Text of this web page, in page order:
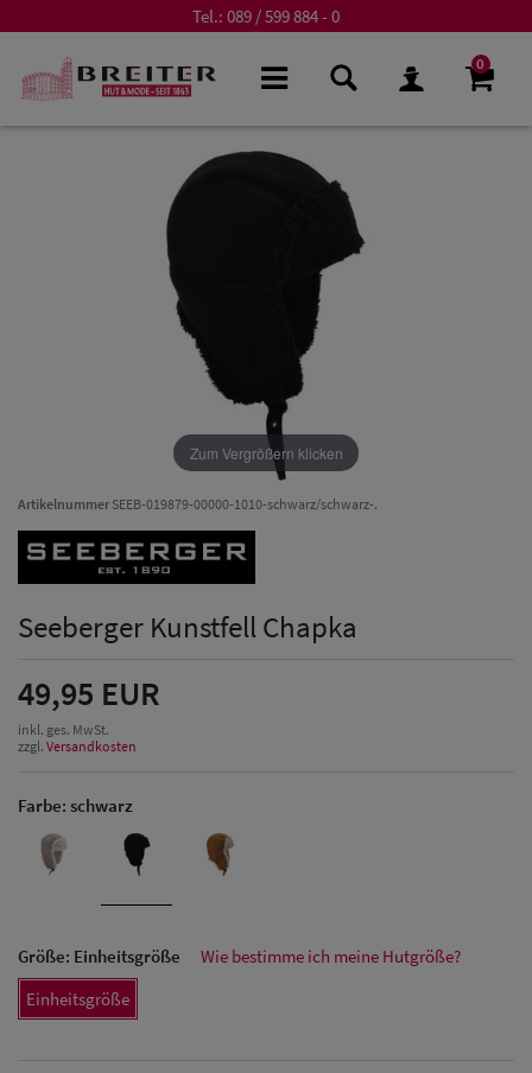
Tel.: 089 / 599 884 - 0
0
Zum Vergrößern klicken
ArtikelnummerSEEB-019879-00000-1010-schwarz/schwarz-.
Seeberger Kunstfell Chapka
49,95 EUR
inkl. ges. MwSt.
zzgl. Versandkosten
Farbe: schwarz
Größe: Einheitsgröße
Wie bestimme ich meine Hutgröße?
Einheitsgröße